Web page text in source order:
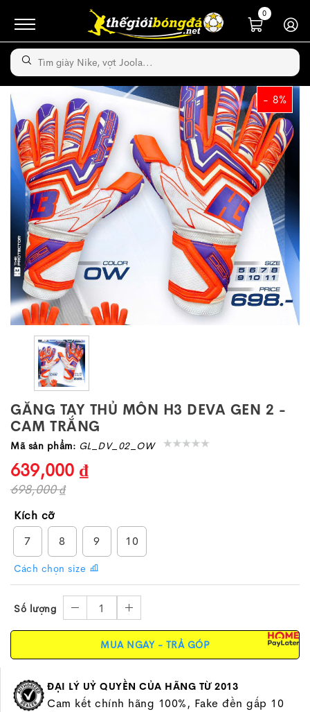
0
- 8%
GĂNG TAY THỦ MÔN H3 DEVA GEN 2 -
CAM TRẮNG
Mã sản phẩm: GL_DV_02_OW
639,000 ₫
698,000 ₫
Kích cỡ
7
8 9 10
Cách chọn size
Số lượng 1
MUA NGAY - TRẢ GÓP
ĐẠI LÝ UỶ QUYỀN CỦA HÃNG TỪ 2013
Cam kết chính hãng 100%, Fake đền gấp 10